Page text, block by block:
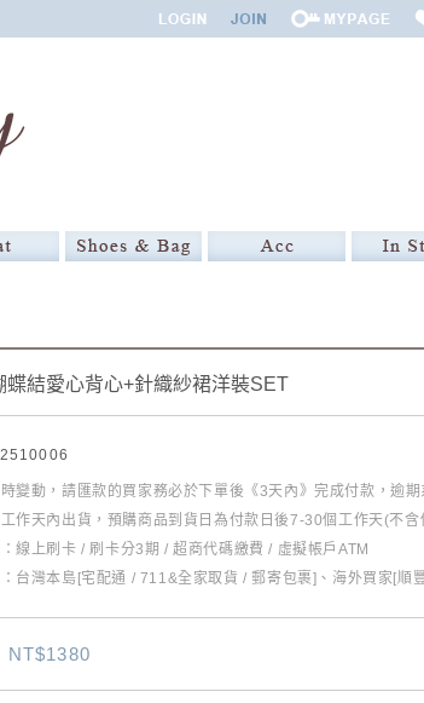
蝶結愛心背心+針織紗裙洋裝SET
變動，請匯款的買家務必於下單後《3天內》完成付款，逾
作天內出貨，預購商品到貨日為付款日後7-30個工作天(不含
線上刷卡 / 刷卡分3期 / 超商代碼繳費 / 虛擬帳戶ATM
台灣本島[宅配通 / 711&全家取貨 / 郵寄包裹]、海外買家[順
NT$1380